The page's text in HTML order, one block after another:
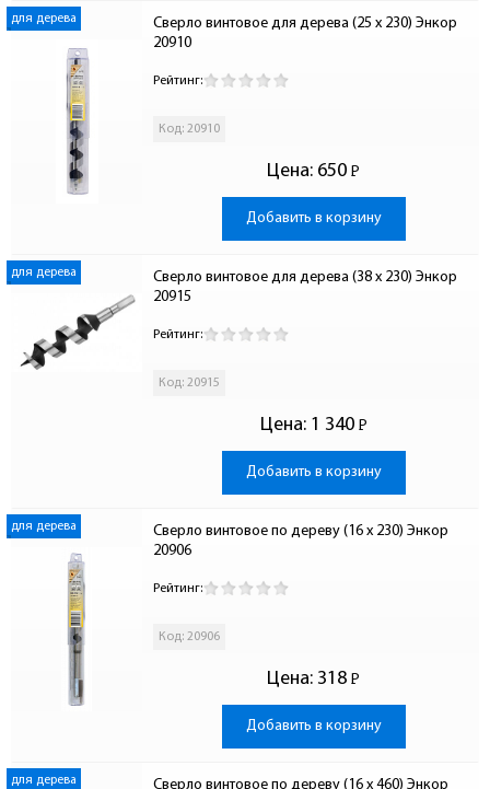
для дерева
Сверло винтовое для дерева (25 x 230) Энкор
20910
Рейтинг:
Код: 20910
Цена: 650 Р
-
Добавить в корзину
для дерева
Сверло винтовое для дерева (38 x 230) Энкор
20915
Рейтинг:
Код: 20915
Цена: 1 340 Р
-
Добавить в корзину
для дерева
Сверло винтовое по дереву (16 x 230) Энкор
20906
Рейтинг:
Код: 20906
Цена: 318 Р
-
Добавить в корзину
для дерева Сверло винтовое по дереву (16 x 460) Энкор